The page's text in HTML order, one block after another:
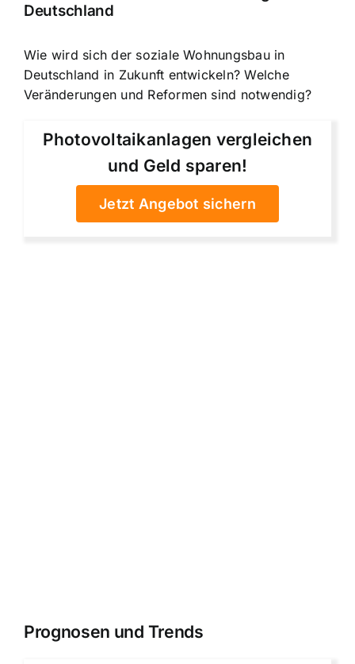
Deutschland
Wie wird sich der soziale Wohnungsbau in
Deutschland in Zukunft entwickeln? Welche
Veränderungen und Reformen sind notwendig?
Photovoltaikanlagen vergleichen
und Geld sparen!
Jetzt Angebot sichern
Prognosen und Trends